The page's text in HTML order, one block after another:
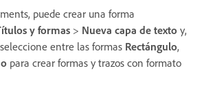
puede crear una forma
y formas > Nueva capa de texto y,
entre las formas Rectángulo,
para crear formas y trazos con formato